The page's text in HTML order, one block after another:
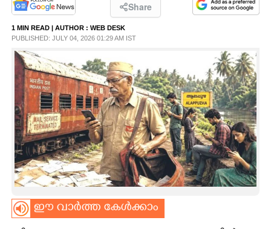
PHOTOS
LIFESTYLE
SPIRITUAL
INFO+
ART
ASTRO
Share
1 MIN READ | AUTHOR : WEB DESK
PUBLISHED: JULY 04, 2026 01:29 AM IST
ഈ വാർത്ത കേൾക്കാം